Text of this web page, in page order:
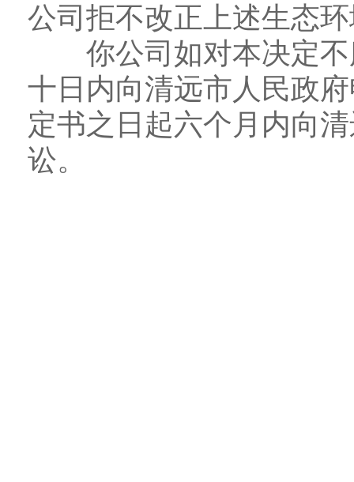
公司拒不改正上述生态
你公司如对本决定不
十日内向清远市人民政
定书之日起六个月内向
讼。